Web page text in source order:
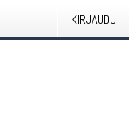
KIRJAUDU